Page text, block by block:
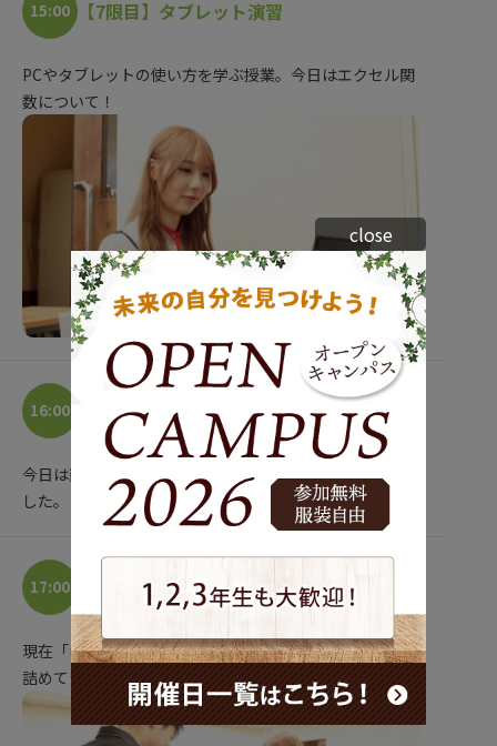
15:00 【7限目】タブレット演習
PCやタブレットの使い方を学ぶ授業。今日はエクセル関
数について！
16:00 【8限目】原料学
今日は醤油や酢といった調味料の原材料について学びま
した。
17:00
現在「キャラバン」に備えて準備中。接客トークなどを
詰めていきます。
close